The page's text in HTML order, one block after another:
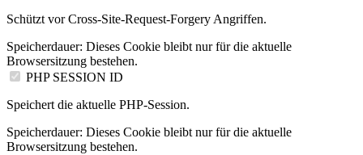
Schützt vor Cross-Site-Request-Forgery Angriffen.
Speicherdauer: Dieses Cookie bleibt nur für die aktuelle
Browsersitzung bestehen.
PHP SESSION ID
Speichert die aktuelle PHP-Session.
Speicherdauer: Dieses Cookie bleibt nur für die aktuelle
Browsersitzung bestehen.